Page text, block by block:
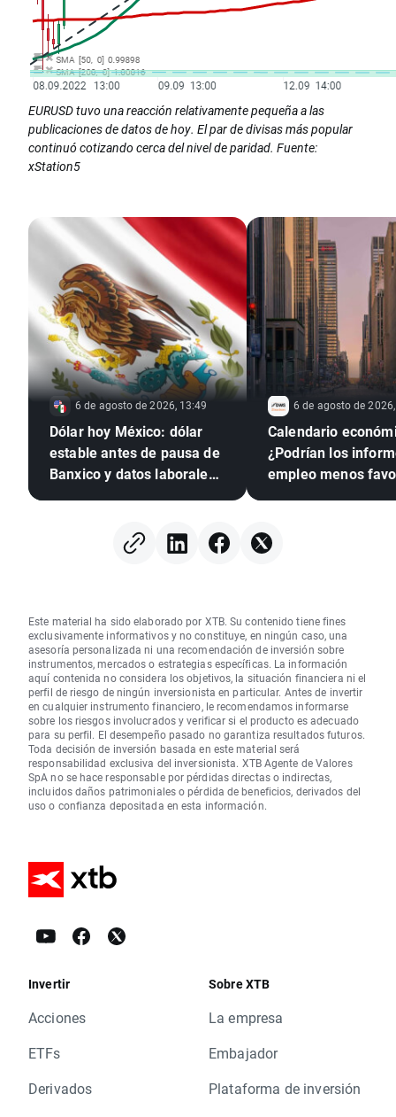
EURUSD tuvo una reacción relativamente pequeña a las
publicaciones de datos de hoy. El par de divisas más popular
continuó cotizando cerca del nivel de paridad. Fuente:
xStation5
6 de agosto de 2026, 13:49
Dólar hoy México: dólar
estable antes de pausa de
Banxico y datos laborales
6 de agosto de
Calendario
¿Podrían los
empleo menos
tipos?
Este material ha sido elaborado por XTB. Su contenido tiene fines
exclusivamente informativos y no constituye, en ningún caso, una
asesoría personalizada ni una recomendación de inversión sobre
instrumentos, mercados o estrategias específicas. La información
aquí contenida no considera los objetivos, la situación financiera ni el
perfil de riesgo de ningún inversionista en particular. Antes de invertir
en cualquier instrumento financiero, le recomendamos informarse
sobre los riesgos involucrados y verificar si el producto es adecuado
para su perfil. El desempeño pasado no garantiza resultados futuros.
Toda decisión de inversión basada en este material será
responsabilidad exclusiva del inversionista. XTB Agente de Valores
SpA no se hace responsable por pérdidas directas o indirectas,
incluidos daños patrimoniales o pérdida de beneficios, derivados del
uso o confianza depositada en esta información.
Invertir
Acciones
ETFs
Derivados
Sobre XTB
La empresa
Embajador
Plataforma de inversión